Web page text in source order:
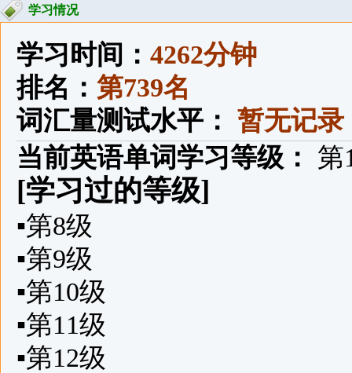
学习情况
学习时间： 4262分钟
排名： 第739名
词汇量测试水平： 暂无记录
当前英语单词学习等级：
第
[学习过的等级]
▪第8级
▪第9级
▪第10级
▪第11级
▪第12级